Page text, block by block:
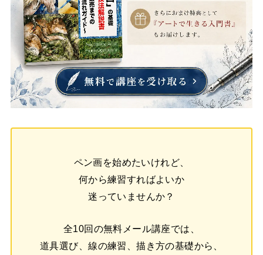
ペン画を始めたいけれど、
何から練習すればよいか
迷っていませんか？
全10回の無料メール講座では、
道具選び、線の練習、描き方の基礎から、